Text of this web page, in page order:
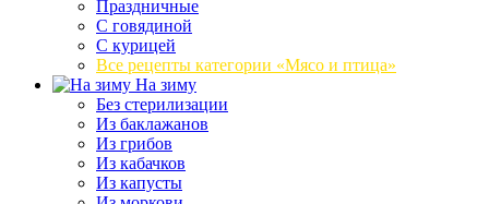
Праздничные
С говядиной
С курицей
Все рецепты категории «Мясо и птица»
На зиму
Без стерилизации
Из баклажанов
Из грибов
Из кабачков
Из капусты